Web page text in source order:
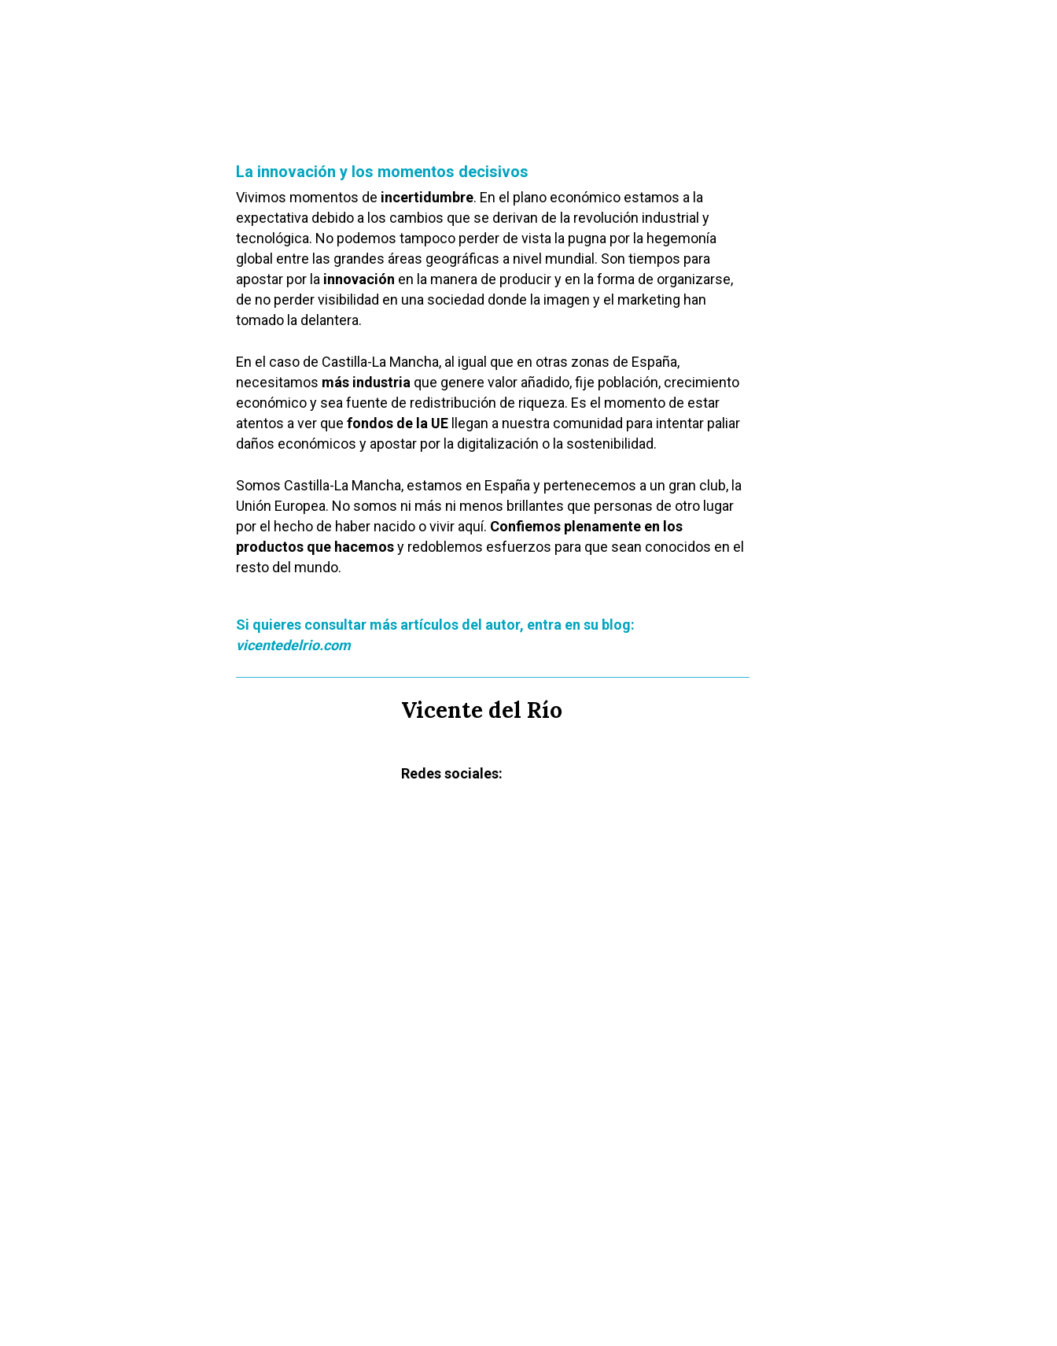
La innovación y los momentos decisivos
Vivimos momentos de incertidumbre. En el plano económico estamos a la
expectativa debido a los cambios que se derivan de la revolución industrial y
tecnológica. No podemos tampoco perder de vista la pugna por la hegemonía
global entre las grandes áreas geográficas a nivel mundial. Son tiempos para
apostar por la innovación en la manera de producir y en la forma de organizarse,
de no perder visibilidad en una sociedad donde la imagen y el marketing han
tomado la delantera.
En el caso de Castilla-La Mancha, al igual que en otras zonas de España,
necesitamos más industria que genere valor añadido, fije población, crecimiento
económico y sea fuente de redistribución de riqueza. Es el momento de estar
atentos a ver que fondos de la UE llegan a nuestra comunidad para intentar paliar
daños económicos y apostar por la digitalización o la sostenibilidad.
Somos Castilla-La Mancha, estamos en España y pertenecemos a un gran club, la
Unión Europea. No somos ni más ni menos brillantes que personas de otro lugar
por el hecho de haber nacido o vivir aquí. Confiemos plenamente en los
productos que hacemosy redoblemos esfuerzos para que sean conocidos en el
resto del mundo.
Si quieres consultar más artículos del autor, entra en su blog:
vicentedelrio.com
Vicente del Río
Redes sociales: